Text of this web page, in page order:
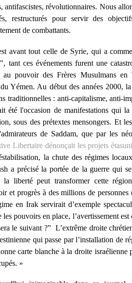
antifascistes, révolutionnaires. Nous
restructurés pour servir des
de combattants.
avant tout celle de Syrie, qui a
tant ces événements furent une
au pouvoir des Frères Musulmans
Yémen. Au début des années 2000,
traditionnelles : anti-capitalisme, anti-
été l'occasion de manifestations qui
sous des prétextes mensongers. Et
de Saddam, que par les
Libertaire dénonçait les projets
la chute des régimes
a précisé la portée de la guerre qui
la liberté peut transformer cette
et progrès à des millions de personnes
en Irak servirait d’exemple
pouvoirs en place, l’avertissement
le suivant ?” L’extrême droite
qui passe par l’installation de
carte blanche à la droite
»